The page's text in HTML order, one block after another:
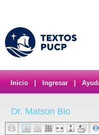
Inicio Ingresar
Dr. Matson Bio